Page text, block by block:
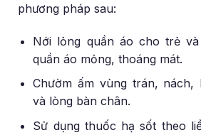
phương pháp sau:
Nới lỏng quần áo cho trẻ
quần áo mỏng, thoáng mát.
Chườm ấm vùng trán, nách,
và lòng bàn chân.
Sử dụng thuốc hạ sốt theo